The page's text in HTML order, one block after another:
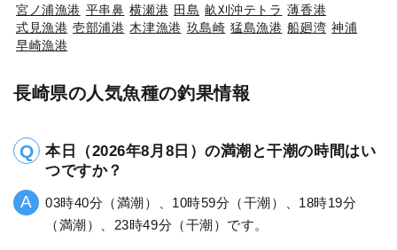
宮ノ浦漁港 平串鼻 横瀬港 田島 畝刈沖テトラ 薄香港
式見漁港 壱部浦港 木津漁港 玖島崎 猛島漁港 船廻湾 神浦
早崎漁港
長崎県の人気魚種の釣果情報
本日（2026年8月8日）の満潮と干潮の時間はい
つですか？
03時40分（満潮）、10時59分（干潮）、18時19分
（満潮）、23時49分（干潮）です。